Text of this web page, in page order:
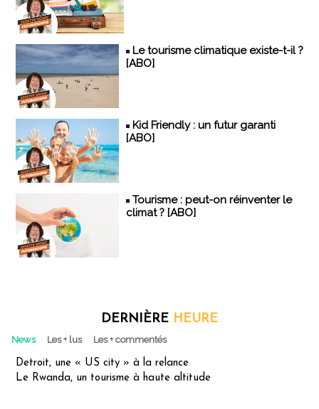
Le tourisme climatique existe-t-il ?
[ABO]
Kid Friendly : un futur garanti
[ABO]
Tourisme : peut-on réinventer le
climat ? [ABO]
DERNIÈRE HEURE
News Les + lus Les + commentés
Detroit, une « US city » à la relance
Le Rwanda, un tourisme à haute altitude